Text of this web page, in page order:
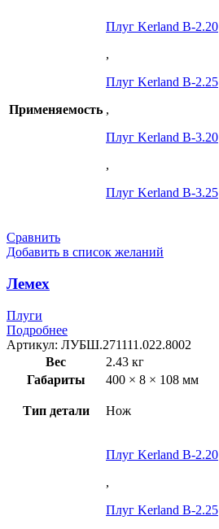
Применяемость
Плуг Kerland B-2.20
,
Плуг Kerland B-2.25
,
Плуг Kerland B-3.20
,
Плуг Kerland B-3.25
Сравнить
Добавить в список желаний
Лемех
Плуги
Подробнее
Артикул: ЛУБШ.271111.022.8002
Вес
2.43 кг
Габариты
400 × 8 × 108 мм
Тип детали Нож
Плуг Kerland B-2.20
,
Плуг Kerland B-2.25